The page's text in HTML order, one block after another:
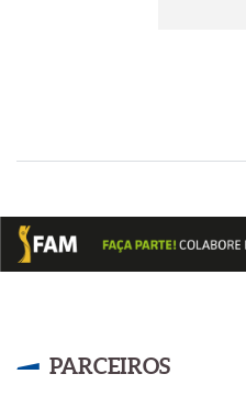
PARCEIROS